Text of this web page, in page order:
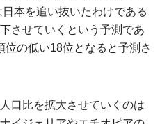
本を追い抜いたわけである
させていくという予測であ
の低い18位となると予測さ
口比を拡大させていくのは